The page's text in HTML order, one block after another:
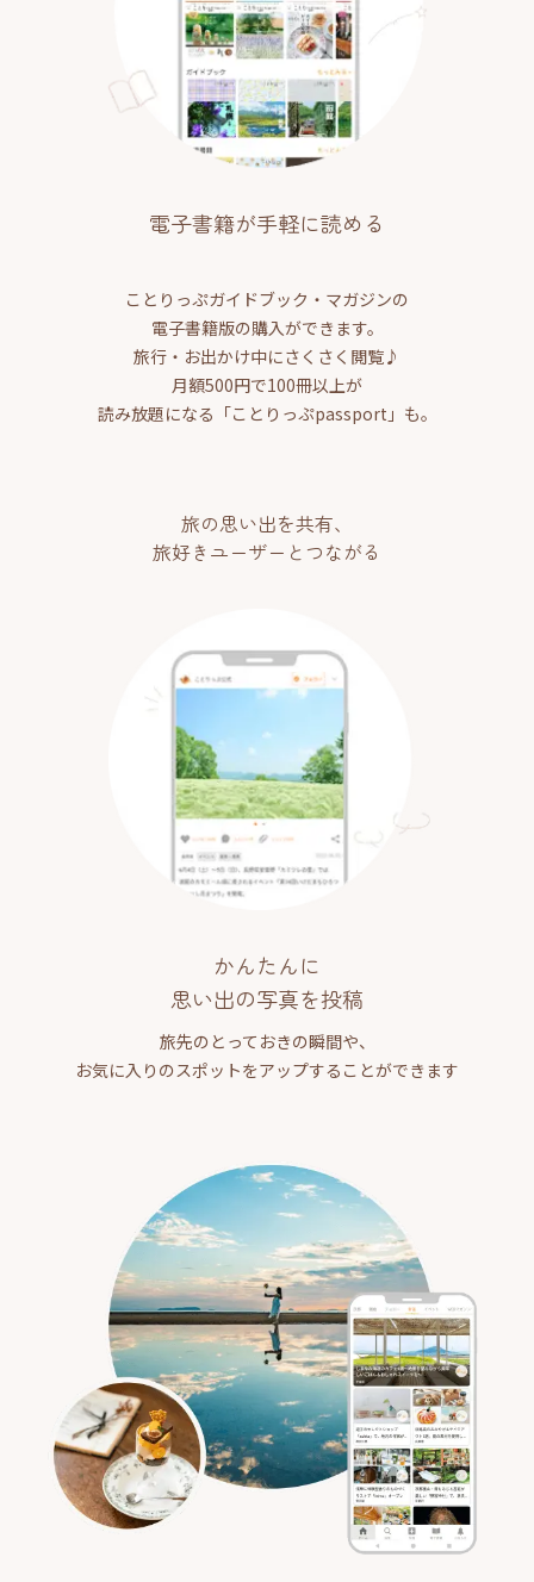
電子書籍が手軽に読める
ことりっぷガイドブック・マガジンの
電子書籍版の購入ができます。
旅行・お出かけ中にさくさく閲覧♪
月額500円で100冊以上が
読み放題になる「ことりっぷpassport」も。
旅の思い出を共有、
旅好きユーザーとつながる
かんたんに
思い出の写真を投稿
旅先のとっておきの瞬間や、
お気に入りのスポットをアップすることができます